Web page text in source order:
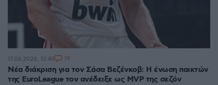
Νέα διάκριση για τον Σάσα Βεζένκοβ: Η ένωση παικτών
της EuroLeague τον ανέδειξε ως MVP της σεζόν
17.06.2026, 12:46 19